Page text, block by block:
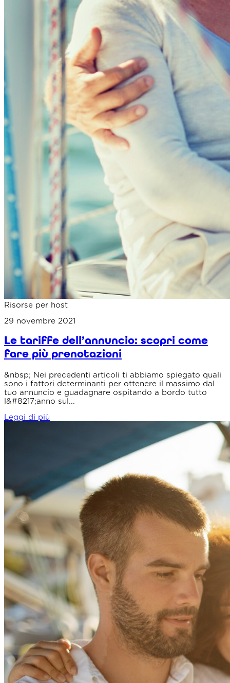
Risorse per host
29 novembre 2021
Le tariffe dell’annuncio: scopri come
fare più prenotazioni
&nbsp; Nei precedenti articoli ti abbiamo spiegato quali
sono i fattori determinanti per ottenere il massimo dal
tuo annuncio e guadagnare ospitando a bordo tutto
l&#8217;anno sul...
Leggi di più